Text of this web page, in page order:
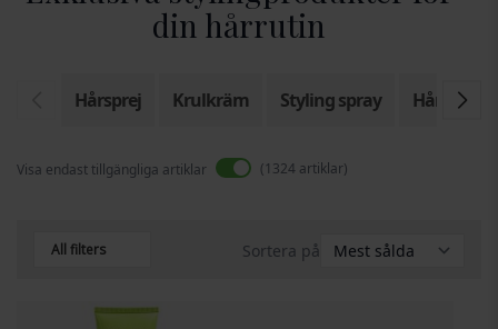
din hårrutin
Hårsprej Krulkräm Styling spray
Visa endast tillgängliga artiklar 1324 artiklar
All filters Sortera på